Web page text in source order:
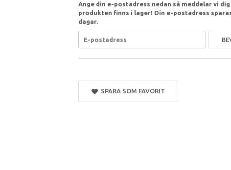
Ange din e-postadress nedan så meddelar vi
produkten finns i lager! Din e-postadress
dagar.
SPARA SOM FAVORIT